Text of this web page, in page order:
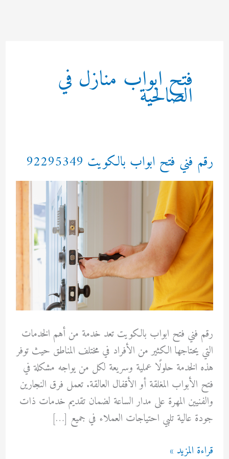
فتح ابواب منازل في
الصالحية
رقم فني فتح ابواب بالكويت 92295349
رقم فني فتح ابواب بالكويت تعد خدمة من أهم الخدمات
التي يحتاجها الكثير من الأفراد في مختلف المناطق حيث توفر
هذه الخدمة حلولًا عملية وسريعة لكل من يواجه مشكلة في
فتح الأبواب المغلقة أو الأقفال العالقة. تعمل فرق النجارين
والفنيين المهرة على مدار الساعة لضمان تقديم خدمات ذات
جودة عالية تلبي احتياجات العملاء في جميع […]
رقم
قراءة المزيد »